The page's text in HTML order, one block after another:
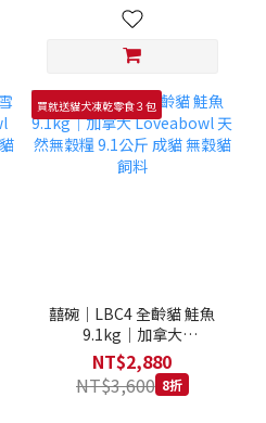
買就送貓犬凍乾零食３包
囍碗｜LBC4 全齡貓 鮭魚
9.1kg｜加拿大
Loveabowl 天然無穀糧
9.1公斤 成貓 無穀貓飼料
NT$2,880
NT$3,600 8折